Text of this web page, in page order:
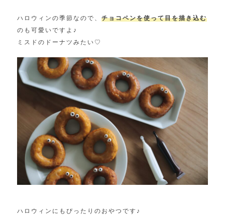
ハロウィンの季節なので、 チョコペンを使って目を描き込む
のも可愛いですよ♪
ミスドのドーナツみたい♡
ハロウィンにもぴったりのおやつです♪